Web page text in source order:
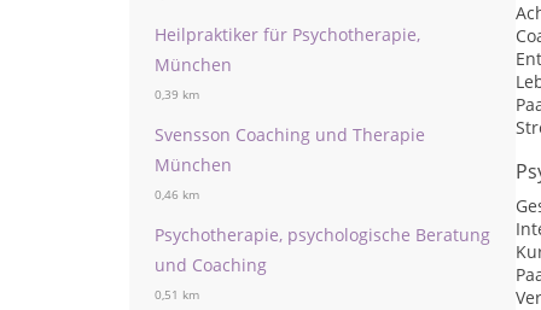
Heilpraktiker für Psychotherapie,
München
0,39 km
Svensson Coaching und Therapie
München
0,46 km
Psychotherapie, psychologische Beratung
und Coaching
0,51 km